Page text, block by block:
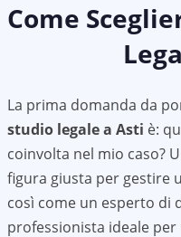
Come
La prima domanda da
studio legale a Asti è:
coinvolta nel mio caso?
figura giusta per gestire
così come un esperto di
professionista ideale